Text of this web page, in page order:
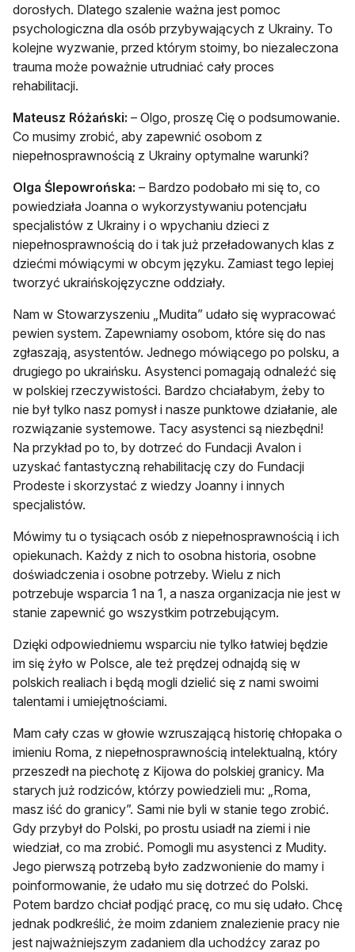
dorosłych. Dlatego szalenie ważna jest pomoc
psychologiczna dla osób przybywających z Ukrainy. To
kolejne wyzwanie, przed którym stoimy, bo niezaleczona
trauma może poważnie utrudniać cały proces
rehabilitacji.
Mateusz Różański: – Olgo, proszę Cię o podsumowanie.
Co musimy zrobić, aby zapewnić osobom z
niepełnosprawnością z Ukrainy optymalne warunki?
Olga Ślepowrońska: – Bardzo podobało mi się to, co
powiedziała Joanna o wykorzystywaniu potencjału
specjalistów z Ukrainy i o wpychaniu dzieci z
niepełnosprawnością do i tak już przeładowanych klas z
dziećmi mówiącymi w obcym języku. Zamiast tego lepiej
tworzyć ukraińskojęzyczne oddziały.
Nam w Stowarzyszeniu „Mudita” udało się wypracować
pewien system. Zapewniamy osobom, które się do nas
zgłaszają, asystentów. Jednego mówiącego po polsku, a
drugiego po ukraińsku. Asystenci pomagają odnaleźć się
w polskiej rzeczywistości. Bardzo chciałabym, żeby to
nie był tylko nasz pomysł i nasze punktowe działanie, ale
rozwiązanie systemowe. Tacy asystenci są niezbędni!
Na przykład po to, by dotrzeć do Fundacji Avalon i
uzyskać fantastyczną rehabilitację czy do Fundacji
Prodeste i skorzystać z wiedzy Joanny i innych
specjalistów.
Mówimy tu o tysiącach osób z niepełnosprawnością i ich
opiekunach. Każdy z nich to osobna historia, osobne
doświadczenia i osobne potrzeby. Wielu z nich
potrzebuje wsparcia 1 na 1, a nasza organizacja nie jest w
stanie zapewnić go wszystkim potrzebującym.
Dzięki odpowiedniemu wsparciu nie tylko łatwiej będzie
im się żyło w Polsce, ale też prędzej odnajdą się w
polskich realiach i będą mogli dzielić się z nami swoimi
talentami i umiejętnościami.
Mam cały czas w głowie wzruszającą historię chłopaka o
imieniu Roma, z niepełnosprawnością intelektualną, który
przeszedł na piechotę z Kijowa do polskiej granicy. Ma
starych już rodziców, którzy powiedzieli mu: „Roma,
masz iść do granicy”. Sami nie byli w stanie tego zrobić.
Gdy przybył do Polski, po prostu usiadł na ziemi i nie
wiedział, co ma zrobić. Pomogli mu asystenci z Mudity.
Jego pierwszą potrzebą było zadzwonienie do mamy i
poinformowanie, że udało mu się dotrzeć do Polski.
Potem bardzo chciał podjąć pracę, co mu się udało. Chcę
jednak podkreślić, że moim zdaniem znalezienie pracy nie
jest najważniejszym zadaniem dla uchodźcy zaraz po